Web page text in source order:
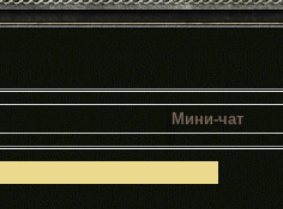
Мини-чат